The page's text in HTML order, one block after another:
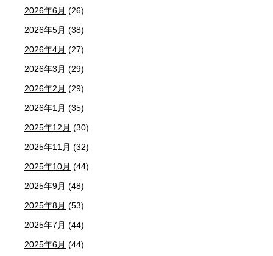
2026年6月 (26)
2026年5月 (38)
2026年4月 (27)
2026年3月 (29)
2026年2月 (29)
2026年1月 (35)
2025年12月 (30)
2025年11月 (32)
2025年10月 (44)
2025年9月 (48)
2025年8月 (53)
2025年7月 (44)
2025年6月 (44)